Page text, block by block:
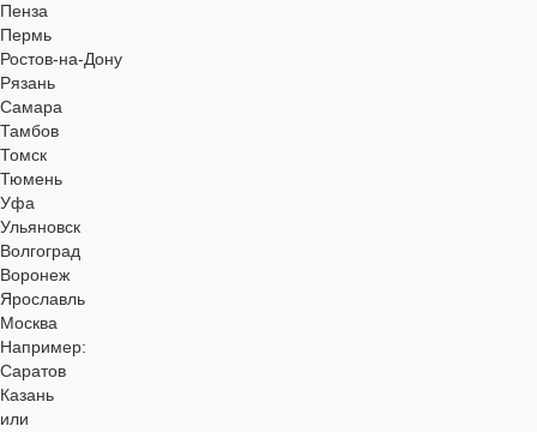
Пенза
Пермь
Ростов-на-Дону
Рязань
Самара
Тамбов
Томск
Тюмень
Уфа
Ульяновск
Волгоград
Воронеж
Ярославль
Москва
Например:
Саратов
Казань
или